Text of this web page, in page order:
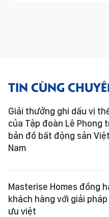
TIN CÙNG
Giải thưởng ghi dấu vị
của Tập đoàn Lê Phong
bản đồ bất động sản Việt
Nam
Masterise Homes đồng
khách hàng với giải
ưu việt